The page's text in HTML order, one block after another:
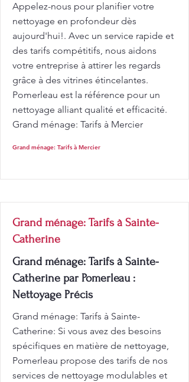
Appelez-nous pour planifier votre
nettoyage en profondeur dès
aujourd'hui!. Avec un service rapide et
des tarifs compétitifs, nous aidons
votre entreprise à attirer les regards
grâce à des vitrines étincelantes.
Pomerleau est la référence pour un
nettoyage alliant qualité et efficacité.
Grand ménage: Tarifs à Mercier
Grand ménage: Tarifs à Mercier
Grand ménage: Tarifs à Sainte-
Catherine
Grand ménage: Tarifs à Sainte-
Catherine par Pomerleau :
Nettoyage Précis
Grand ménage: Tarifs à Sainte-
Catherine: Si vous avez des besoins
spécifiques en matière de nettoyage,
Pomerleau propose des tarifs de nos
services de nettoyage modulables et